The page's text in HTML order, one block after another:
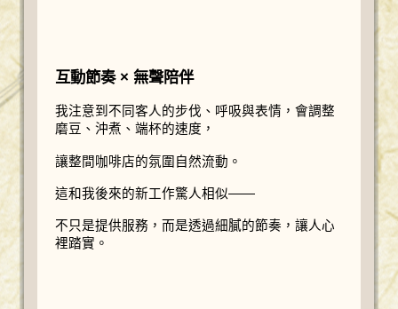
互動節奏 × 無聲陪伴
我注意到不同客人的步伐、呼吸與表情，會調整
磨豆、沖煮、端杯的速度，
讓整間咖啡店的氛圍自然流動。
這和我後來的新工作驚人相似——
不只是提供服務，而是透過細膩的節奏，讓人心
裡踏實。